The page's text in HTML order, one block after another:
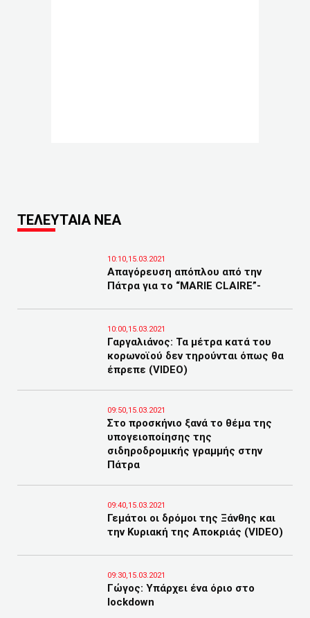
ΤΕΛΕΥΤΑΙΑ ΝΕΑ
10:10,15.03.2021
Απαγόρευση απόπλου από την
Πάτρα για το “MARIE CLAIRE”-
10:00,15.03.2021
Γαργαλιάνος: Τα μέτρα κατά του
κορωνοϊού δεν τηρούνται όπως θα
έπρεπε (VIDEO)
09:50,15.03.2021
Στο προσκήνιο ξανά το θέμα της
υπογειοποίησης της
σιδηροδρομικής γραμμής στην
Πάτρα
09:40,15.03.2021
Γεμάτοι οι δρόμοι της Ξάνθης και
την Κυριακή της Αποκριάς (VIDEO)
09:30,15.03.2021
Γώγος: Yπάρχει ένα όριο στο
lockdown